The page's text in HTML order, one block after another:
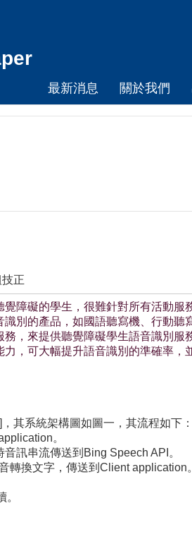
最新消息 關於我們
正
障礙的學生，很難針對所有活動
別的產品，如國語聽寫機、行動聽
，來提供聽覺障礙學生語音識別
，可大幅提升語音識別的準確率，
其系統架構圖如圖一，其流程如下：
。
訊串流傳送到Bing Speech API。
轉換文字，傳送到Client application。